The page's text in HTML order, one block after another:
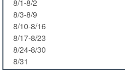
8/1-8/2
8/3-8/9
8/10-8/16
8/17-8/23
8/24-8/30
8/31